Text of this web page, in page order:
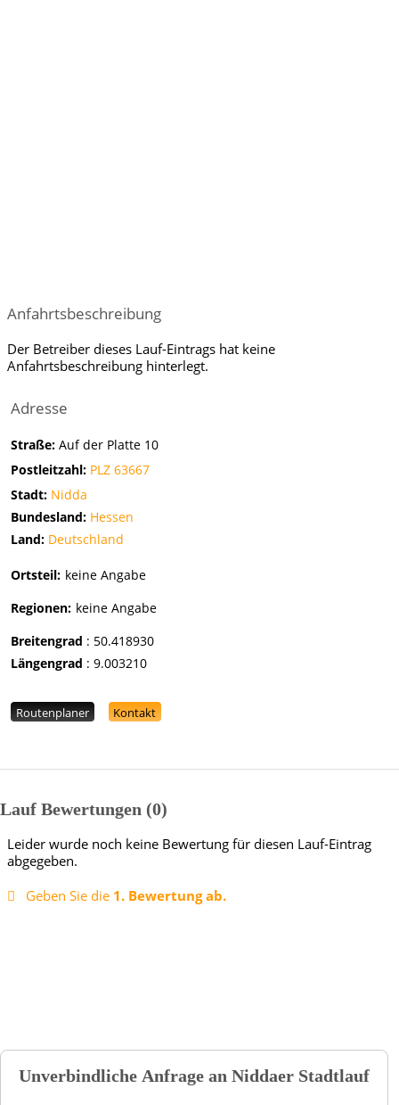
Anfahrtsbeschreibung
Der Betreiber dieses Lauf-Eintrags hat keine
Anfahrtsbeschreibung hinterlegt.
Adresse
Straße: Auf der Platte 10
Postleitzahl: PLZ 63667
Stadt: Nidda
Bundesland: Hessen
Land: Deutschland
Ortsteil: keine Angabe
Regionen: keine Angabe
Breitengrad : 50.418930
Längengrad : 9.003210
Routenplaner Kontakt
Lauf Bewertungen 0
Leider wurde noch keine Bewertung für diesen Lauf-Eintrag
abgegeben.
Geben Sie die 1. Bewertung ab.
Unverbindliche Anfrage an Niddaer Stadtlauf